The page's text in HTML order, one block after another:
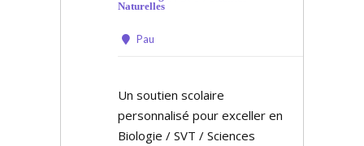
Naturelles
Pau
Un soutien scolaire
personnalisé pour exceller en
Biologie / SVT / Sciences